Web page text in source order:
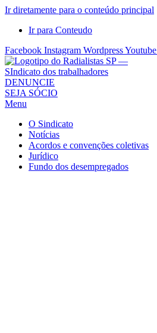
Ir diretamente para o conteúdo principal
Ir para Conteudo
Facebook Instagram WordpressYoutube
Sindicato
dos
Radialistas
São
Paulo
Sindicato
DENUNCIE
SEJA SÓCIO
Menu
O Sindicato
Notícias
Acordos e convenções coletivas
Jurídico
Fundo dos desempregados